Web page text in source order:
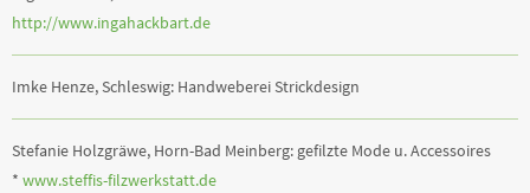
http://www.ingahackbart.de
Imke Henze, Schleswig: Handweberei Strickdesign
Stefanie Holzgräwe, Horn-Bad Meinberg: gefilzte Mode u. Accessoires
* www.steffis-filzwerkstatt.de